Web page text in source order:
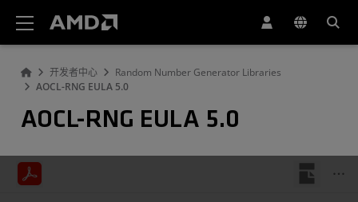
开发者中心
Random Number Generator Libraries
AOCL-RNG EULA 5.0
AOCL-RNG EULA 5.0